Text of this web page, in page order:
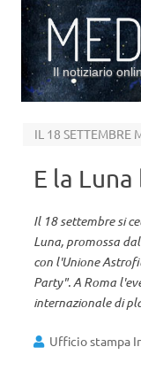
Il notiziario
IL 18 SETTEMBRE
E la
Il 18 settembre si
Luna, promossa
con l'Unione
Party". A Roma
internazionale di
Ufficio stampa